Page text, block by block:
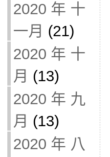
2020 年 十
一月 (21)
2020 年 十
月 (13)
2020 年 九
月 (13)
2020 年 八